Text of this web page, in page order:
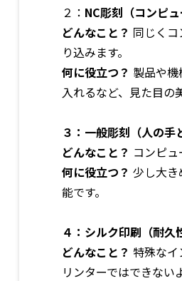
２： NC彫刻（コンピ
どんなこと？ 同じく
り込みます。
何に役立つ？ 製品や
入れるなど、見た目の
３：一般彫刻（人の手
どんなこと？ コンピ
何に役立つ？ 少し大
能です。
４：シルク印刷（耐久
どんなこと？ 特殊な
リンターではできない